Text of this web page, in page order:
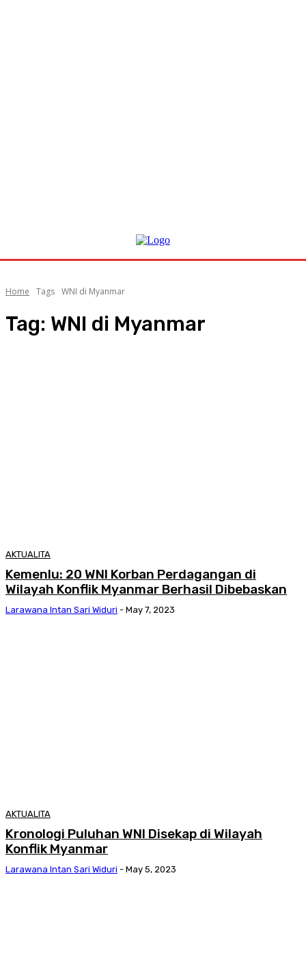
Home Tags WNI di Myanmar
Tag: WNI di Myanmar
AKTUALITA
Kemenlu: 20 WNI Korban Perdagangan di
Wilayah Konflik Myanmar Berhasil Dibebaskan
Larawana Intan Sari Widuri - May 7, 2023
AKTUALITA
Kronologi Puluhan WNI Disekap di Wilayah
Konflik Myanmar
Larawana Intan Sari Widuri - May 5, 2023